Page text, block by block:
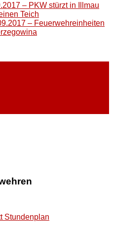
– PKW stürzt in Illmau
Teich
– Feuerwehreinheiten
Stundenplan